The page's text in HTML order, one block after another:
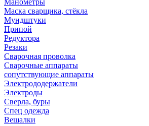
Манометры
Маска сварщика, стёкла
Мундштуки
Припой
Редуктора
Резаки
Сварочная проволка
Сварочные аппараты
сопутствующие аппараты
Электрододержатели
Электроды
Сверла, буры
Спец одежда
Вешалки